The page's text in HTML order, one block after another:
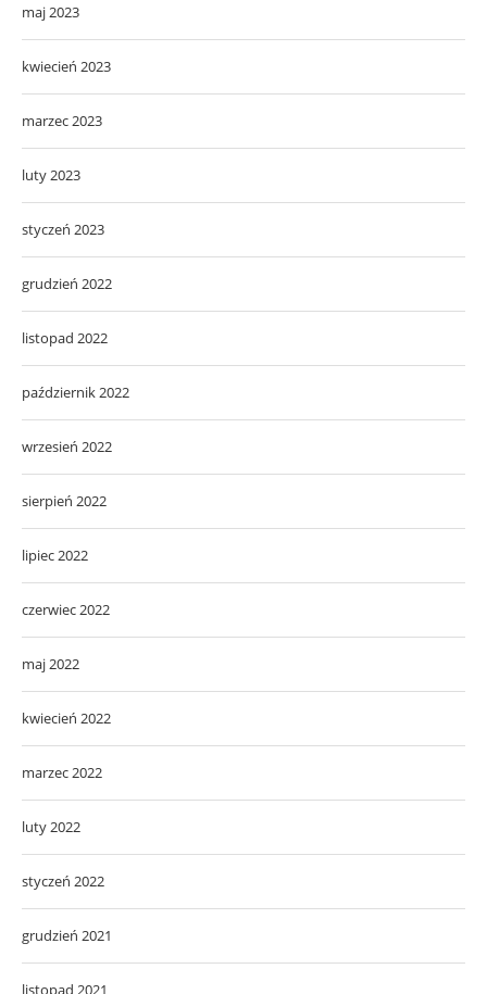
maj 2023
kwiecień 2023
marzec 2023
luty 2023
styczeń 2023
grudzień 2022
listopad 2022
październik 2022
wrzesień 2022
sierpień 2022
lipiec 2022
czerwiec 2022
maj 2022
kwiecień 2022
marzec 2022
luty 2022
styczeń 2022
grudzień 2021
listopad 2021